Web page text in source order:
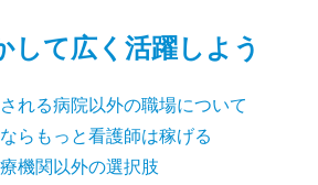
して広く活躍しよう
れる病院以外の職場について
らもっと看護師は稼げる
機関以外の選択肢